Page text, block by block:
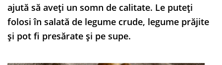
ajută să aveți un somn de calitate. Le puteți
folosi în salată de legume crude, legume prăjite
și pot fi presărate și pe supe.